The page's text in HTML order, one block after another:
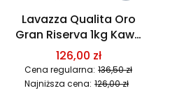
Lavazza Qualita Oro
Gran Riserva 1kg Kawa
ziarnista leżakowana w
beczce po whisky
126,00 zł
Cena regularna: 136,50 zł
Najniższa cena: 126,00 zł